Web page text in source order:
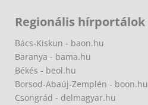
Regionális hírportálok
Bács-Kiskun - baon.hu
Baranya - bama.hu
Békés - beol.hu
Borsod-Abaúj-Zemplén - boon.hu
Csongrád - delmagyar.hu